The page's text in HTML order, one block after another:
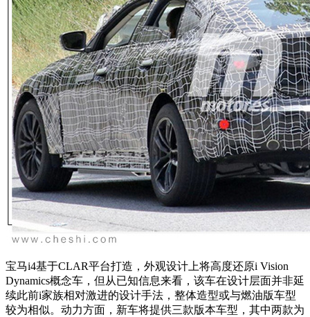
宝马i4基于CLAR平台打造，外观设计上将高度还原i Vision
Dynamics概念车，但从已知信息来看，该车在设计层面并非延
续此前i家族相对激进的设计手法，整体造型或与燃油版车型
较为相似。动力方面，新车将提供三款版本车型，其中两款为